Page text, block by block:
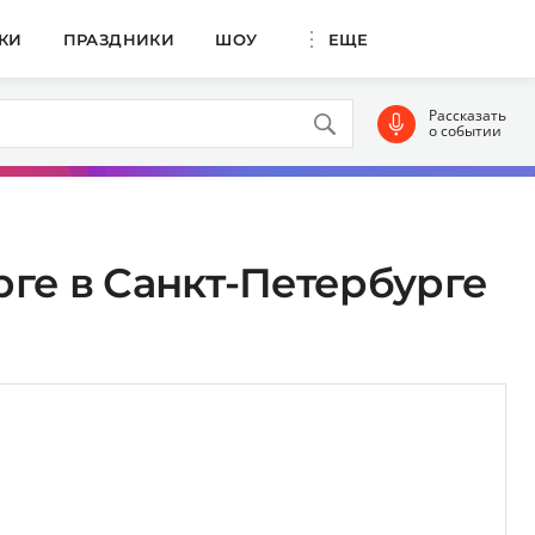
ПРАЗДНИКИ ШОУ ЕЩЕ
Рассказать
о событии
в Санкт-Петербурге